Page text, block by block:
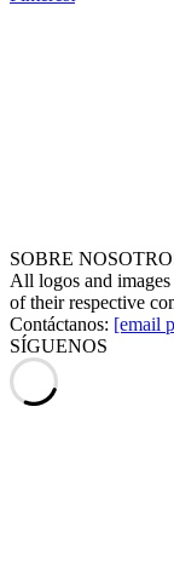
SOBRE
All logos and images
of their respective
Contáctanos: [email
SÍGUENOS